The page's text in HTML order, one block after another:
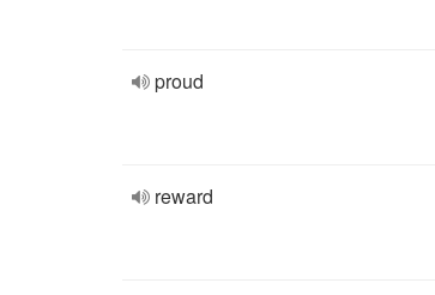
proud
reward